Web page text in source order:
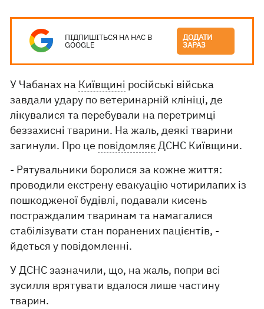
ПІДПИШІТЬСЯ НА НАС В
GOOGLE
ДОДАТИ
ЗАРАЗ
У Чабанах на Київщині російські війська
завдали удару по ветеринарній клініці, де
лікувалися та перебували на перетримці
беззахисні тварини. На жаль, деякі тварини
загинули. Про це повідомляєДСНС Київщини.
- Рятувальники боролися за кожне життя:
проводили екстрену евакуацію чотирилапих із
пошкодженої будівлі, подавали кисень
постраждалим тваринам та намагалися
стабілізувати стан поранених пацієнтів, -
йдеться у повідомленні.
У ДСНС зазначили, що, на жаль, попри всі
зусилля врятувати вдалося лише частину
тварин.